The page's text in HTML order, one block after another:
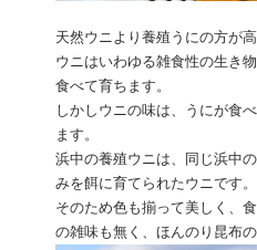
天然ウニより養殖うにの方が
ウニはいわゆる雑食性の生き
食べて育ちます。
しかしウニの味は、うにが食
ます。
浜中の養殖ウニは、同じ浜中
みを餌に育てられたウニです。
そのため色も揃って美しく、
の雑味も無く、ほんのり昆布の